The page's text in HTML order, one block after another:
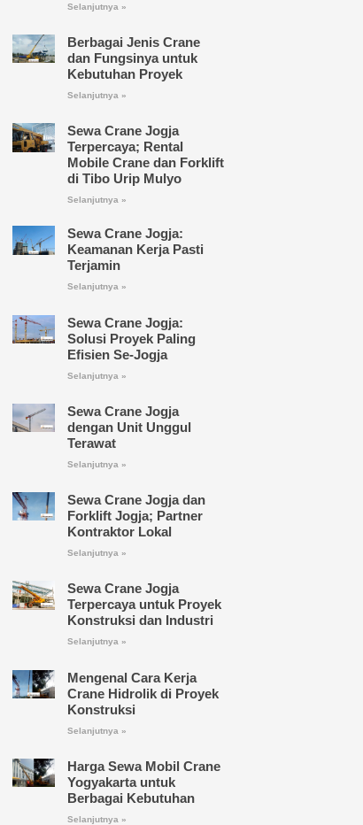
Selanjutnya »
Berbagai Jenis Crane
dan Fungsinya untuk
Kebutuhan Proyek
Selanjutnya »
Sewa Crane Jogja
Terpercaya; Rental
Mobile Crane dan Forklift
di Tibo Urip Mulyo
Selanjutnya »
Sewa Crane Jogja:
Keamanan Kerja Pasti
Terjamin
Selanjutnya »
Sewa Crane Jogja:
Solusi Proyek Paling
Efisien Se-Jogja
Selanjutnya »
Sewa Crane Jogja
dengan Unit Unggul
Terawat
Selanjutnya »
Sewa Crane Jogja dan
Forklift Jogja; Partner
Kontraktor Lokal
Selanjutnya »
Sewa Crane Jogja
Terpercaya untuk Proyek
Konstruksi dan Industri
Selanjutnya »
Mengenal Cara Kerja
Crane Hidrolik di Proyek
Konstruksi
Selanjutnya »
Harga Sewa Mobil Crane
Yogyakarta untuk
Berbagai Kebutuhan
Selanjutnya »